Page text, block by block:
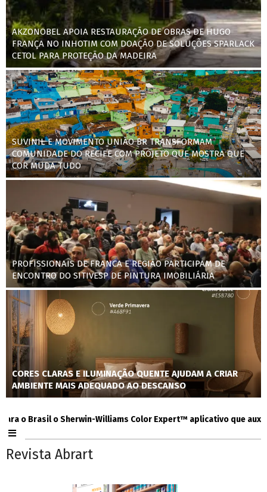
AKZONOBEL APOIA RESTAURAÇÃO DE OBRAS DE HUGO
FRANÇA NO INHOTIM COM DOAÇÃO DE SOLUÇÕES SPARLACK
CETOL PARA PROTEÇÃO DA MADEIRA
SUVINIL E MOVIMENTO UNIÃO BR TRANSFORMAM
COMUNIDADE DO RECIFE COM PROJETO QUE MOSTRA QUE
COR MUDA TUDO
PROFISSIONAIS DE FRANCA E REGIÃO PARTICIPAM DE
ENCONTRO DO SITIVESP DE PINTURA IMOBILIÁRIA
CORES CLARAS E ILUMINAÇÃO QUENTE AJUDAM A CRIAR
AMBIENTE MAIS ADEQUADO AO DESCANSO
Brasil o Sherwin-Williams Color Expert™ aplicativo que auxilia
Revista Abrart